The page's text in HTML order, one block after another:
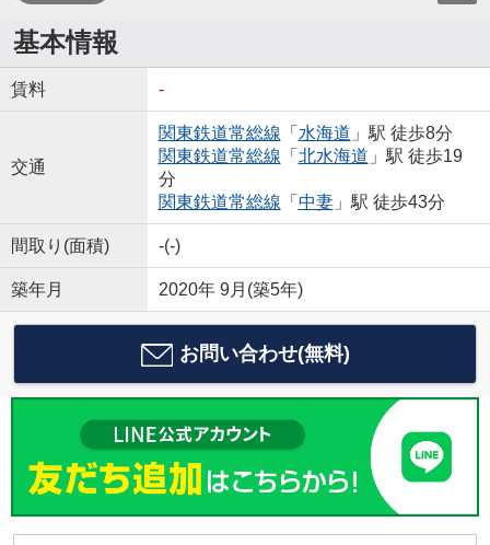
基本情報
賃料 -
交通
関東鉄道常総線 「 水海道 」駅 徒歩8分
関東鉄道常総線 「 北水海道 」駅 徒歩19
分
関東鉄道常総線 「 中妻」駅 徒歩43分
間取り(面積) -(-)
築年月 2020年 9月(築5年)
お問い合わせ(無料)